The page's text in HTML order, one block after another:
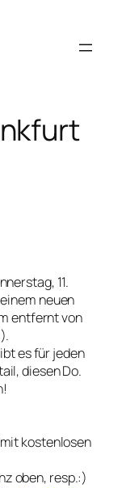
11.
neuen
entfernt von
es für jeden
diesen Do.
kostenlosen
oben, resp.:)